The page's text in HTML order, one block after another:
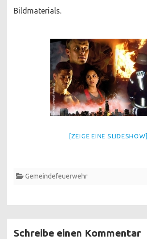
Bildmaterials.
[ZEIGE EINE SLIDESHOW]
Gemeindefeuerwehr
Schreibe einen Kommentar